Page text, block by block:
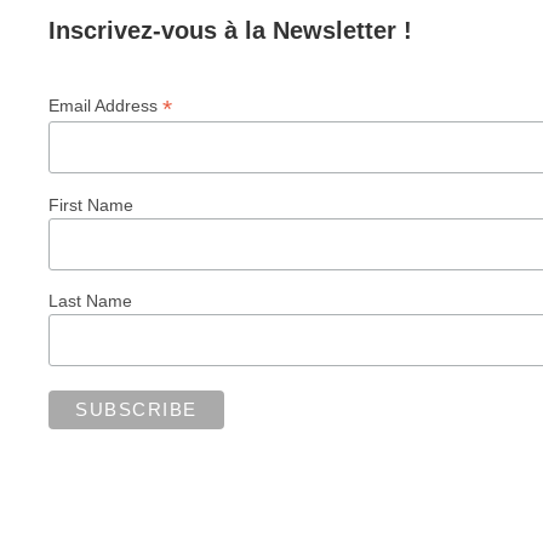
Inscrivez-vous à la Newsletter !
Email Address*
First Name
Last Name